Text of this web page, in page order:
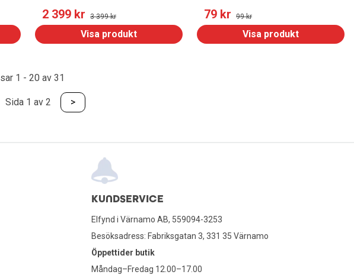
2 399 kr 3 399 kr
Visa produkt
79 kr 99 kr
Visa produkt
1 - 20 av 31
Sida 1 av 2 >
KUNDSERVICE
Elfynd i Värnamo AB, 559094-3253
Besöksadress: Fabriksgatan 3, 331 35 Värnamo
Öppettider butik
Måndag–Fredag 12.00–17.00